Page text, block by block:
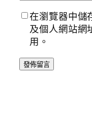
在瀏覽器中儲
及個人網站網
用。